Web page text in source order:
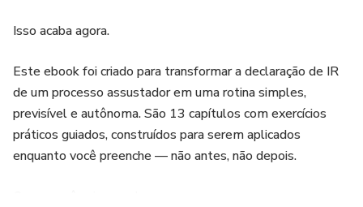
Isso acaba agora.
Este ebook foi criado para transformar a declaração de IR
de um processo assustador em uma rotina simples,
previsível e autônoma. São 13 capítulos com exercícios
práticos guiados, construídos para serem aplicados
enquanto você preenche — não antes, não depois.